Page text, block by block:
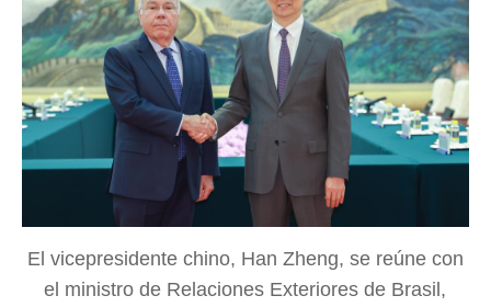
El vicepresidente chino, Han Zheng, se reúne con
el ministro de Relaciones Exteriores de Brasil,